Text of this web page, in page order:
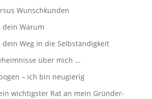
Wunschkunden
dein Warum
Weg in die Selbständigkeit
über mich …
– ich bin neugierig
wichtigster Rat an mein Gründer-